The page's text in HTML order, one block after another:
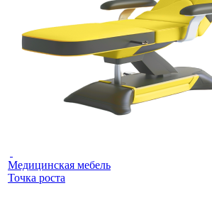
Медицинская мебель
Точка роста